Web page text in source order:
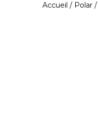
Accueil Polar